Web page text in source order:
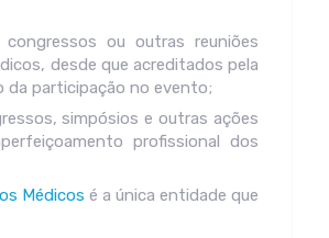
ou outras reuniões
desde que acreditados pela
da participação no evento;
simpósios e outras ações
profissional dos
Médicos é a única entidade que